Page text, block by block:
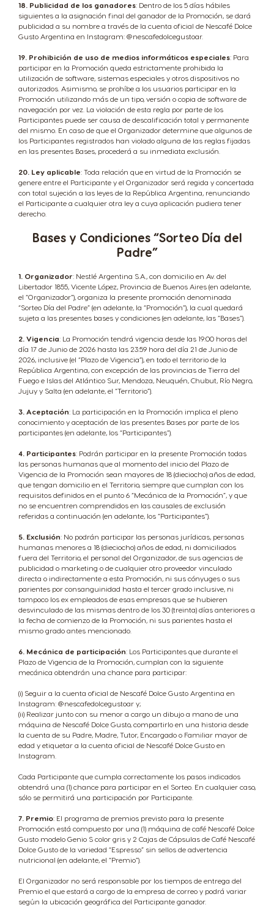
18. Publicidad de los ganadores: Dentro de los 5 días hábiles
siguientes a la asignación final del ganador de la Promoción, se dará
publicidad a su nombre a través de la cuenta oficial de Nescafé Dolce
Gusto Argentina en Instagram: @nescafedolcegustoar.
19. Prohibición de uso de medios informáticos especiales: Para
participar en la Promoción queda estrictamente prohibida la
utilización de software, sistemas especiales y otros dispositivos no
autorizados. Asimismo, se prohíbe a los usuarios participar en la
Promoción utilizando más de un tipo, versión o copia de software de
navegación por vez. La violación de esta regla por parte de los
Participantes puede ser causa de descalificación total y permanente
del mismo. En caso de que el Organizador determine que algunos de
los Participantes registrados han violado alguna de las reglas fijadas
en las presentes Bases, procederá a su inmediata exclusión.
20. Ley aplicable: Toda relación que en virtud de la Promoción se
genere entre el Participante y el Organizador será regida y concertada
con total sujeción a las leyes de la República Argentina, renunciando
el Participante a cualquier otra ley a cuya aplicación pudiera tener
derecho.
Bases y Condiciones “Sorteo Día del
Padre”
1. Organizador: Nestlé Argentina S.A., con domicilio en Av. del
Libertador 1855, Vicente López, Provincia de Buenos Aires (en adelante,
el “Organizador”), organiza la presente promoción denominada
“Sorteo Día del Padre” (en adelante, la “Promoción”), la cual quedará
sujeta a las presentes bases y condiciones (en adelante, las “Bases”).
2. Vigencia: La Promoción tendrá vigencia desde las 19:00 horas del
día 17 de Junio de 2026 hasta las 23:59 hora del día 21 de Junio de
2026, inclusive (el “Plazo de Vigencia”), en todo el territorio de la
República Argentina, con excepción de las provincias de Tierra del
Fuego e Islas del Atlántico Sur, Mendoza, Neuquén, Chubut, Río Negro,
Jujuy y Salta (en adelante, el “Territorio”).
3. Aceptación: La participación en la Promoción implica el pleno
conocimiento y aceptación de las presentes Bases por parte de los
participantes (en adelante, los “Participantes”).
4. Participantes: Podrán participar en la presente Promoción todas
las personas humanas que al momento del inicio del Plazo de
Vigencia de la Promoción sean mayores de 18 (dieciocho) años de edad,
que tengan domicilio en el Territorio, siempre que cumplan con los
requisitos definidos en el punto 6 “Mecánica de la Promoción”, y que
no se encuentren comprendidos en las causales de exclusión
referidas a continuación (en adelante, los “Participantes”).
5. Exclusión: No podrán participar las personas jurídicas, personas
humanas menores a 18 (dieciocho) años de edad, ni domiciliados
fuera del Territorio, el personal del Organizador, de sus agencias de
publicidad o marketing o de cualquier otro proveedor vinculado
directa o indirectamente a esta Promoción, ni sus cónyuges o sus
parientes por consanguinidad hasta el tercer grado inclusive, ni
tampoco los ex empleados de esas empresas que se hubieren
desvinculado de las mismas dentro de los 30 (treinta) días anteriores a
la fecha de comienzo de la Promoción, ni sus parientes hasta el
mismo grado antes mencionado.
6. Mecánica de participación: Los Participantes que durante el
Plazo de Vigencia de la Promoción, cumplan con la siguiente
mecánica obtendrán una chance para participar:
(i) Seguir a la cuenta oficial de Nescafé Dolce Gusto Argentina en
Instagram: @nescafedolcegustoar y;
(ii) Realizar junto con su menor a cargo un dibujo a mano de una
máquina de Nescafé Dolce Gusto, compartirlo en una historia desde
la cuenta de su Padre, Madre, Tutor, Encargado o Familiar mayor de
edad y etiquetar a la cuenta oficial de Nescafé Dolce Gusto en
Instagram.
Cada Participante que cumpla correctamente los pasos indicados
obtendrá una (1) chance para participar en el Sorteo. En cualquier caso,
sólo se permitirá una participación por Participante.
7. Premio: El programa de premios previsto para la presente
Promoción está compuesto por una (1) máquina de café Nescafé Dolce
Gusto modelo Genio S color gris y 2 Cajas de Cápsulas de Café Nescafé
Dolce Gusto de la variedad “Espresso” sin sellos de advertencia
nutricional (en adelante, el “Premio”).
El Organizador no será responsable por los tiempos de entrega del
Premio el que estará a cargo de la empresa de correo y podrá variar
según la ubicación geográfica del Participante ganador.